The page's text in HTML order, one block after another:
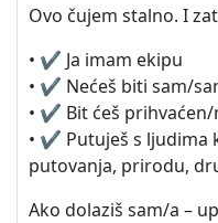
Ovo čujem stalno. I
• ✔️ Ja imam ekipu
• ✔️ Nećeš biti sam/
• ✔️ Bit ćeš prihvaćen/
• ✔️ Putuješ s ljudima
putovanja, prirodu,
Ako dolaziš sam/a –